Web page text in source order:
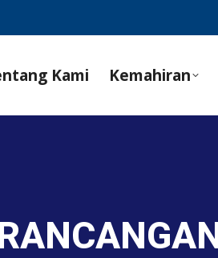
Kami Kemahiran